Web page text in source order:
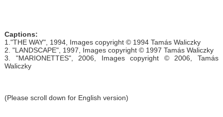
Captions:
1."THE WAY", 1994, Images copyright © 1994 Tamás Waliczky
2. "LANDSCAPE", 1997, Images copyright © 1997 Tamás Waliczky
3. "MARIONETTES", 2006, Images copyright © 2006, Tamás
Waliczky
(Please scroll down for English version)